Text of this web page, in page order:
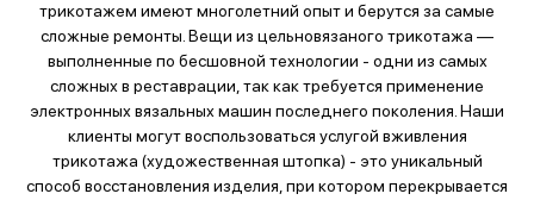
трикотажем имеют многолетний опыт и берутся за самые
сложные ремонты. Вещи из цельновязаного трикотажа —
выполненные по бесшовной технологии - одни из самых
сложных в реставрации, так как требуется применение
электронных вязальных машин последнего поколения. Наши
клиенты могут воспользоваться услугой вживления
трикотажа (художественная штопка) - это уникальный
способ восстановления изделия, при котором перекрывается